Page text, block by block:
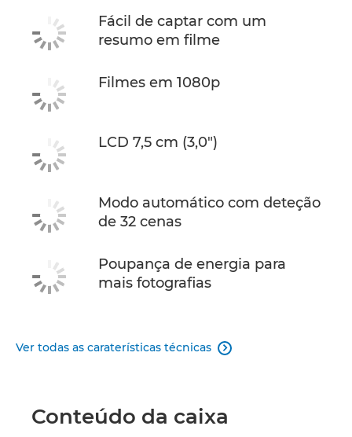
Fácil de captar com um
resumo em filme
Filmes em 1080p
LCD 7,5 cm (3,0")
Modo automático com deteção
de 32 cenas
Poupança de energia para
mais fotografias
Ver todas as caraterísticas técnicas 
Conteúdo da caixa